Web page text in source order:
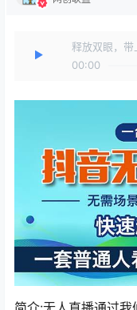
释放双眼，带
00:00